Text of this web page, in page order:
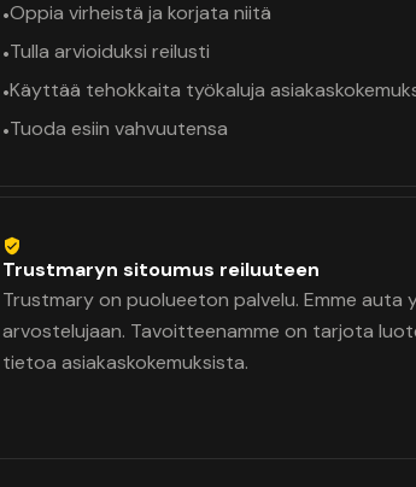
•Oppia virheistä ja korjata niitä
•Tulla arvioiduksi reilusti
•Käyttää tehokkaita työkaluja
•Tuoda esiin vahvuutensa
Trustmaryn sitoumus reiluuteen
Trustmary on puolueeton palvelu. Emme auta
arvostelujaan. Tavoitteenamme on tarjota
tietoa asiakaskokemuksista.